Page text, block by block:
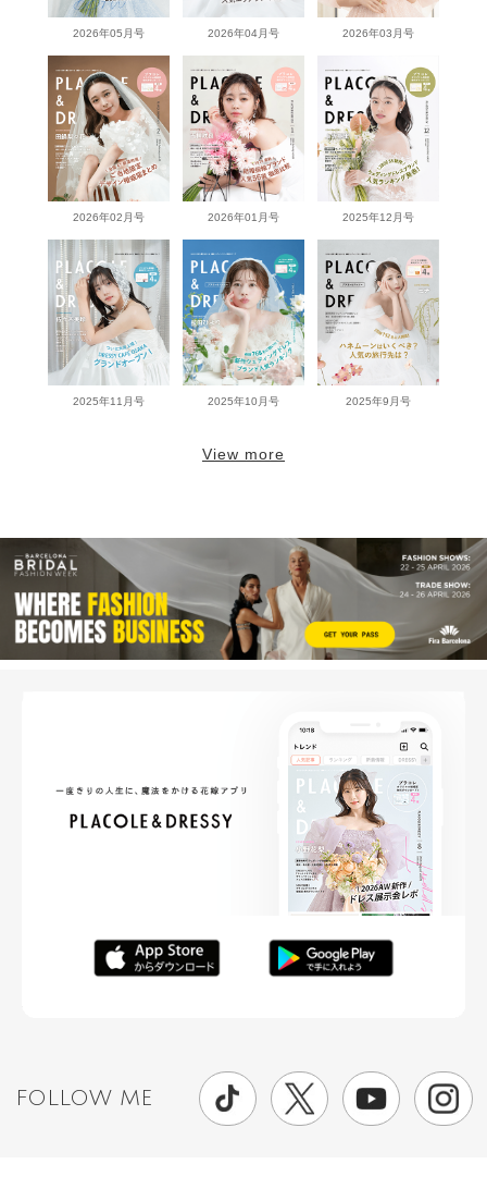
2026年05月号 2026年04月号 2026年03月号
2026年02月号 2026年01月号 2025年12月号
2025年11月号 2025年10月号 2025年9月号
View more
FOLLOW ME